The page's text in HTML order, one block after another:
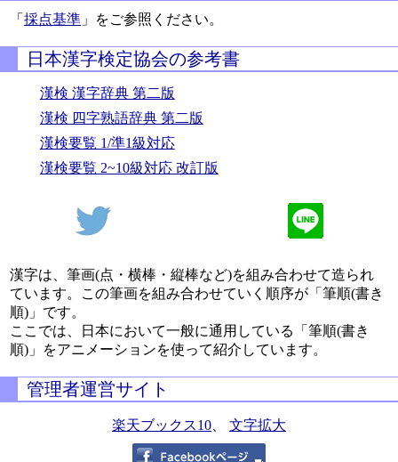
「採点基準 」をご参照ください。
日本漢字検定協会の参考書
漢検 漢字辞典 第二版
漢検 四字熟語辞典 第二版
漢検要覧 1/準1級対応
漢検要覧 2~10級対応 改訂版
漢字は、筆画(点・横棒・縦棒など)を組み合わせて造られ
ています。この筆画を組み合わせていく順序が「筆順(書き
順)」です。
ここでは、日本において一般に通用している「筆順(書き
順)」をアニメーションを使って紹介しています。
管理者運営サイト
楽天ブックス10 文字拡大